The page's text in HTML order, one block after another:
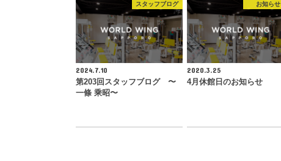
スタッフブログ
2024.7.10
第203回スタッフブログ 〜
一條 乘昭〜
お知らせ
2020.3.25
4月休館日のお知らせ